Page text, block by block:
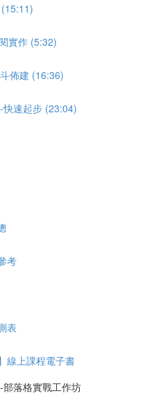
實作 (5:32)
佈建 (16:36)
速起步 (23:04)
考
表
線上課程電子書
落格實戰工作坊